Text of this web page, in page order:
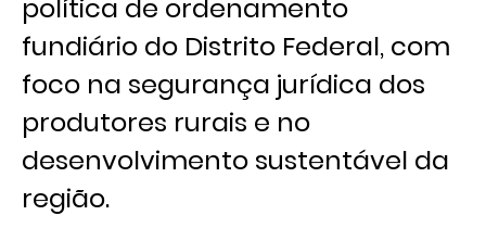
política de ordenamento
fundiário do Distrito Federal, com
foco na segurança jurídica dos
produtores rurais e no
desenvolvimento sustentável da
região.